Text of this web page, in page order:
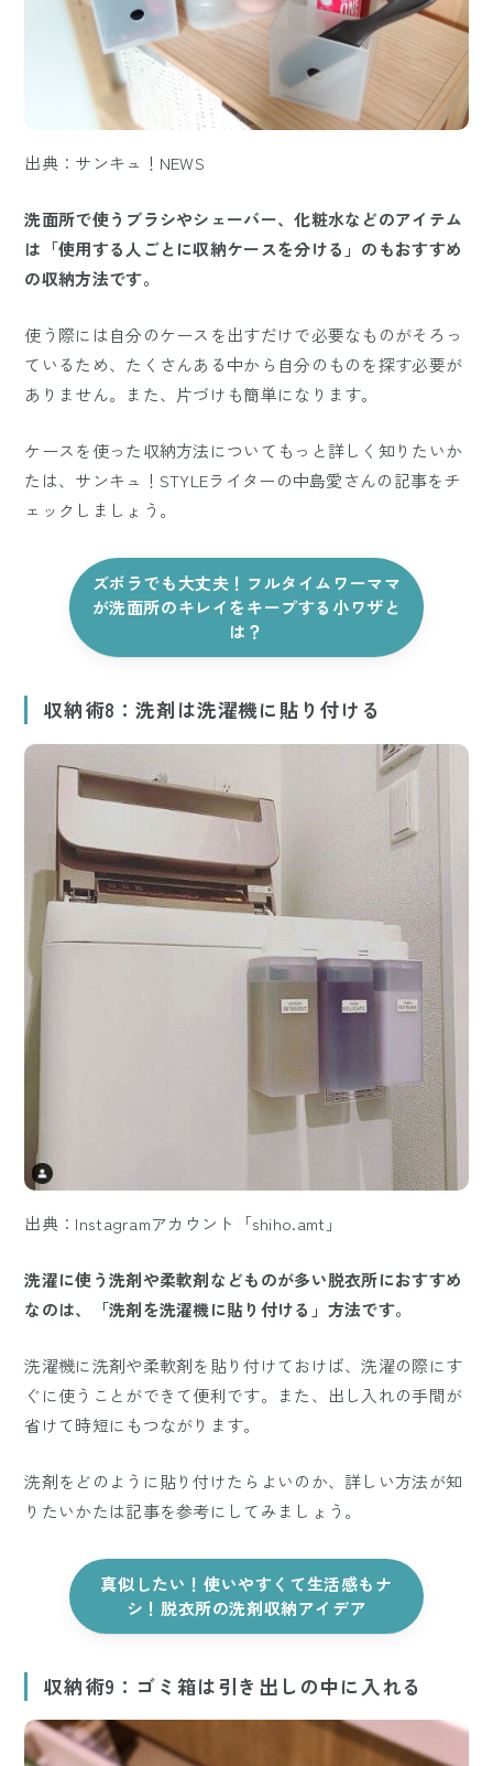
出典：サンキュ！NEWS
洗面所で使うブラシやシェーバー、化粧水などのアイテム
は「使用する人ごとに収納ケースを分ける」のもおすすめ
の収納方法です。
使う際には自分のケースを出すだけで必要なものがそろっ
ているため、たくさんある中から自分のものを探す必要が
ありません。また、片づけも簡単になります。
ケースを使った収納方法についてもっと詳しく知りたいか
たは、サンキュ！STYLEライターの中島愛さんの記事をチ
ェックしましょう。
ズボラでも大丈夫！フルタイムワーママ
が洗面所のキレイをキープする小ワザと
は？
収納術8：洗剤は洗濯機に貼り付ける
出典：Instagramアカウント「shiho.amt」
洗濯に使う洗剤や柔軟剤などものが多い脱衣所におすすめ
なのは、「洗剤を洗濯機に貼り付ける」方法です。
洗濯機に洗剤や柔軟剤を貼り付けておけば、洗濯の際にす
ぐに使うことができて便利です。また、出し入れの手間が
省けて時短にもつながります。
洗剤をどのように貼り付けたらよいのか、詳しい方法が知
りたいかたは記事を参考にしてみましょう。
真似したい！使いやすくて生活感もナ
シ！脱衣所の洗剤収納アイデア
収納術9：ゴミ箱は引き出しの中に入れる